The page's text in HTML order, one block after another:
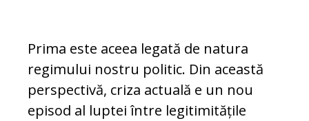
Prima este aceea legată de natura
regi­mu­lui nostru politic. Din această
perspectivă, cri­za actuală e un nou
episod al luptei în­tre legitimitățile